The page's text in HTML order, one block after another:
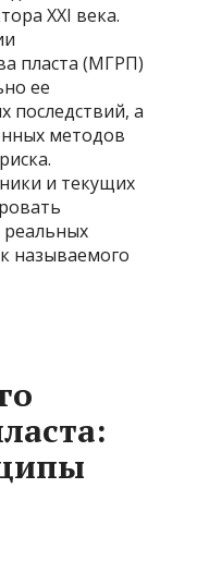
XXI века.
пласта (МГРП)
ее
последствий, а
методов
и текущих
реальных
называемого